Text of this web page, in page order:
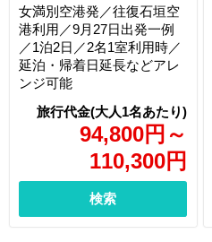
94,800円 ～
110,300円
女満別空港発／往復石垣空
港利用／9月27日出発一例
／1泊2日／2名1室利用時／
延泊・帰着日延長などアレ
ンジ可能
検索